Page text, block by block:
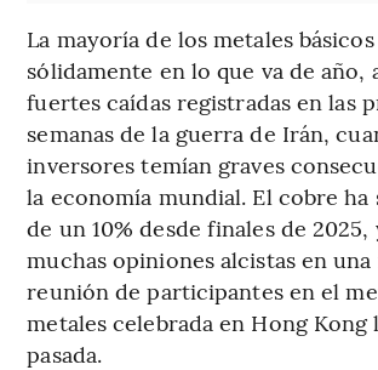
La mayoría de los metales
sólidamente en lo que va de año,
fuertes caídas registradas en las
semanas de la guerra de Irán,
inversores temían graves
la economía mundial. El cobre ha
de un 10% desde finales de 2025,
muchas opiniones alcistas en
reunión de participantes en el
metales celebrada en Hong Kong
pasada.